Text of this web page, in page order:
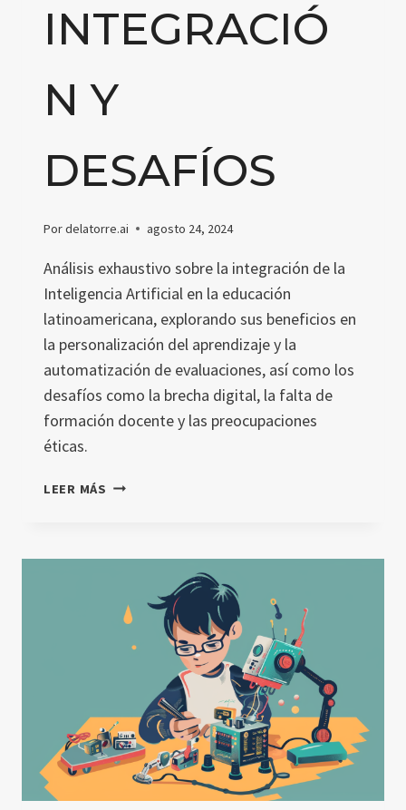
INTEGRACIÓ
N Y
DESAFÍOS
Pordelatorre.ai agosto 24, 2024
Análisis exhaustivo sobre la integración de la
Inteligencia Artificial en la educación
latinoamericana, explorando sus beneficios en
la personalización del aprendizaje y la
automatización de evaluaciones, así como los
desafíos como la brecha digital, la falta de
formación docente y las preocupaciones
éticas.
LEER MÁS INTELIGENCIA
LATINOAMERICANA:
ANÁLISIS
PROFUNDO
INTEGRACIÓN
Y
DESAFÍOS